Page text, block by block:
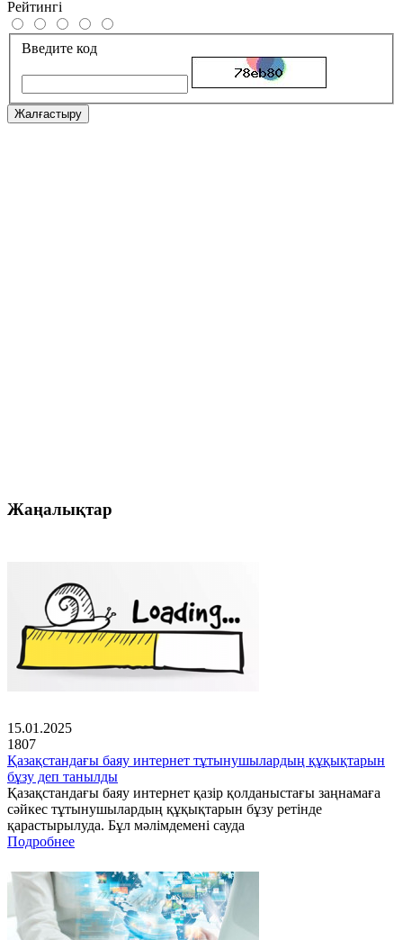
Рейтингі
Введите код
Жалғастыру
Жаңалықтар
15.01.2025
1807
Қазақстандағы баяу интернет тұтынушылардың құқықтарын
бұзу деп танылды
Қазақстандағы баяу интернет қазір қолданыстағы заңнамаға
сәйкес тұтынушылардың құқықтарын бұзу ретінде
қарастырылуда. Бұл мәлімдемені сауда
Подробнее